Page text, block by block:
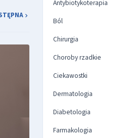
Antybiotykoterapia
Ból
Chirurgia
Choroby rzadkie
Ciekawostki
Dermatologia
Diabetologia
Farmakologia